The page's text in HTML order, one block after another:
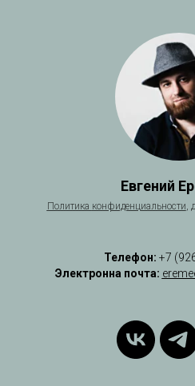
Евгений
Политика конфиденциальности,
Телефон: +7
Электронна почта: